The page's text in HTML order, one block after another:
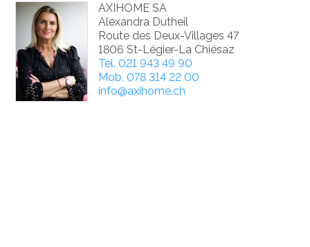
AXIHOME SA
Alexandra Dutheil
Route des Deux-Villages 47
1806 St-Légier-La Chiésaz
Tél. 021 943 49 90
Mob. 078 314 22 00
info@axihome.ch